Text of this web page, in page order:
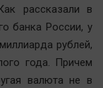
рассказали в
банка России, у
рублей,
года. Причем
валюта не в